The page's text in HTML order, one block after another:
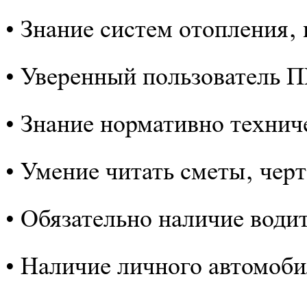
• Знание систем
• Уверенный пользователь
• Знание нормативно
• Умение читать сметы‚
• Обязательно наличие
• Наличие личного